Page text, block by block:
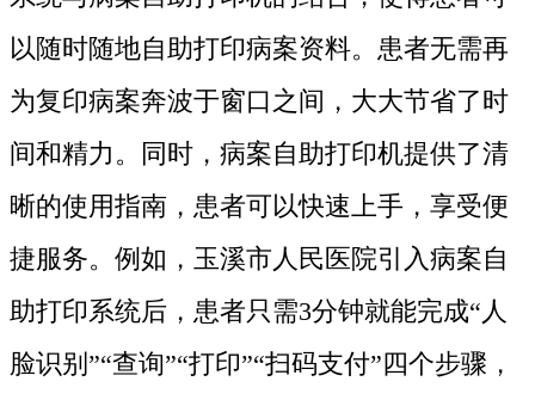
以随时随地自助打印病案资料。患者无需再
为复印病案奔波于窗口之间，大大节省了时
间和精力。同时，病案自助打印机提供了清
晰的使用指南，患者可以快速上手，享受便
捷服务。例如，玉溪市人民医院引入病案自
助打印系统后，患者只需3分钟就能完成“人
脸识别”“查询”“打印”“扫码支付”四个步骤，